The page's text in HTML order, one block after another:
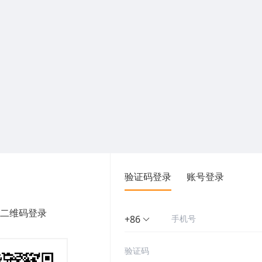
维码登录
验证码登录 账号登录
+86